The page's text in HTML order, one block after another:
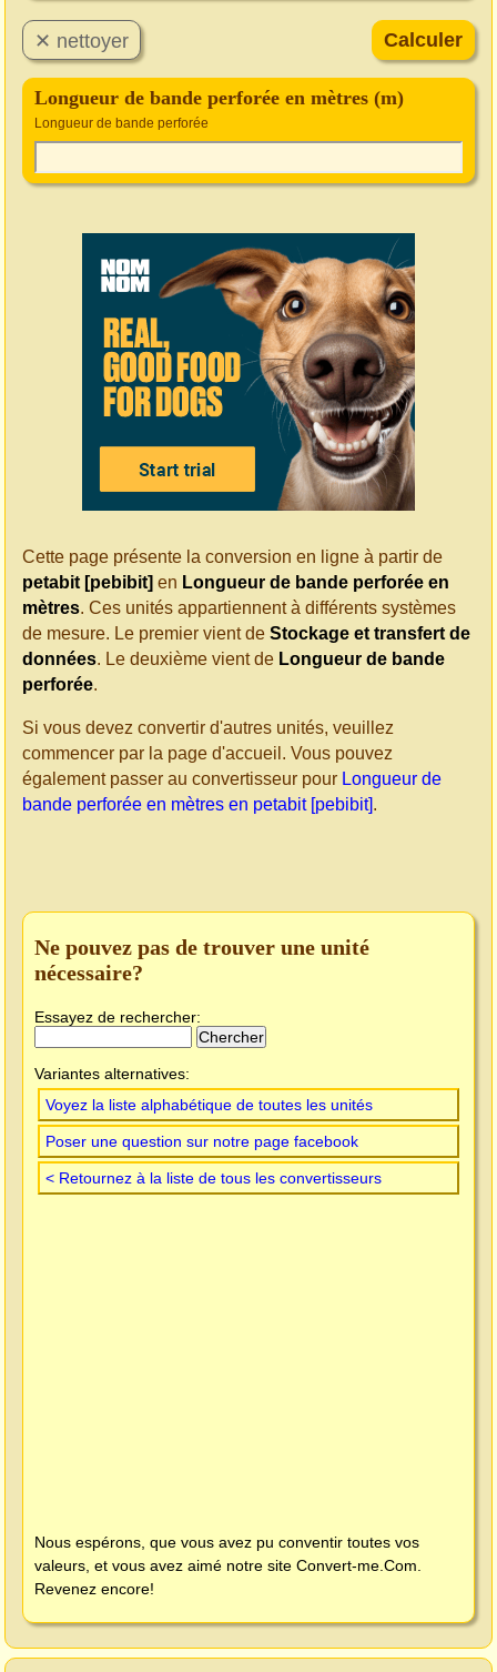
Longueur de bande perforée en mètres (m)
Longueur de bande perforée
Cette page présente la conversion en ligne à partir de
petabit [pebibit] en Longueur de bande perforée en
mètres. Ces unités appartiennent à différents systèmes
de mesure. Le premier vient de Stockage et transfert de
données. Le deuxième vient de Longueur de bande
perforée.
Si vous devez convertir d'autres unités, veuillez
commencer par la page d'accueil. Vous pouvez
également passer au convertisseur pour Longueur de
bande perforée en mètres en petabit [pebibit].
Ne pouvez pas de trouver une unité
nécessaire?
Essayez de rechercher:
Variantes alternatives:
Voyez la liste alphabétique de toutes les unités
Poser une question sur notre page facebook
< Retournez à la liste de tous les convertisseurs
Nous espérons, que vous avez pu conventir toutes vos
valeurs, et vous avez aimé notre site Convert-me.Com
Revenez encore!